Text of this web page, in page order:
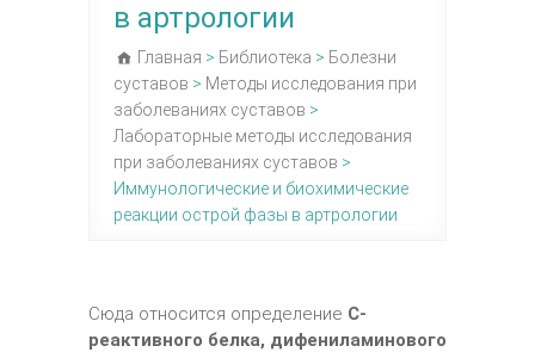
в артрологии
Главная > Библиотека > Болезни
суставов > Методы исследования при
заболеваниях суставов >
Лабораторные методы исследования
при заболеваниях суставов >
Иммунологические и биохимические
реакции острой фазы в артрологии
Сюда относится определение С-
реактивного белка, дифениламинового